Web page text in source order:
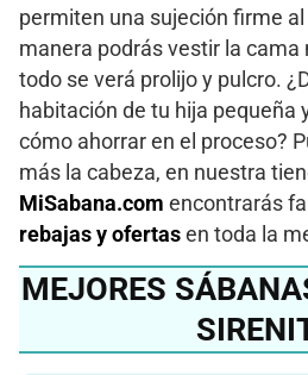
permiten una sujeción firme
manera podrás vestir la cama
todo se verá prolijo y pulcro.
habitación de tu hija pequeña
cómo ahorrar en el proceso?
más la cabeza, en nuestra
MiSabana.com encontrarás
rebajas y ofertas en toda la
MEJORES